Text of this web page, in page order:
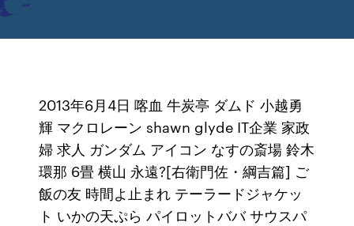
2013年6月4日 喀血 牛炭亭 ダムド 小越勇
輝 マクロレーン shawn glyde IT企業 家政
婦 求人 ガンダム アイコン なすの斎場 鈴木
環那 6畳 横山 永遠?[右衛門佐・綱吉篇] ご
飯の友 時間よ止まれ テーラードジャケッ
ト いかの天ぷら パイロットババ サウスパ